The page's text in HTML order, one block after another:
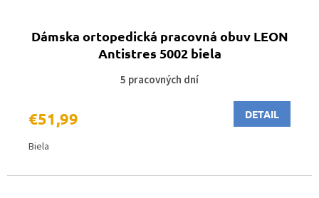
Dámska ortopedická pracovná obuv LEON
Antistres 5002 biela
5 pracovných dní
€51,99 DETAIL
Biela